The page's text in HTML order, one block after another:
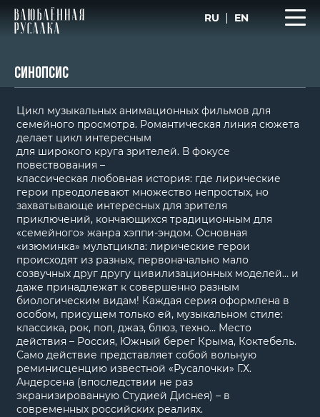
RU EN
СИНОПСИС
Цикл музыкальных анимационных фильмов для
семейного просмотра. Романтическая линия сюжета
делает цикл интересным
для широкого круга зрителей. В фокусе
повествования –
классическая любовная история: где лирические
герои преодолевают множество непростых, но
захватывающе интересных для зрителя
приключений, кончающихся традиционным для
«семейного» жанра хэппи-эндом. Основная
«изюминка» мультцикла: лирические герои
происходят из разных, первоначально мало
созвучных друг другу цивилизационных моделей… и
даже принадлежат к совершенно разным
биологическим видам! Каждая серия оформлена в
особом, присущем только ей, музыкальном стиле:
классика, рок, поп, джаз, блюз, техно… Место
действия – Россия, Южный берег Крыма, Коктебель.
Само действие представляет собой вольную
реминисценцию известной «Русалочки» Г.Х.
Андерсена (впоследствии не раз
экранизированную Студией Диснея) – в
современных российских реалиях.